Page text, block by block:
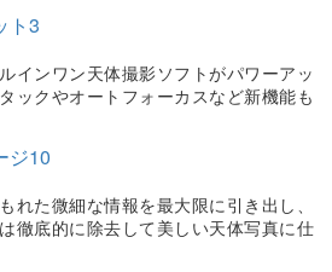
ト3
インワン天体撮影ソフトがパワーアッ
ックやオートフォーカスなど新機能も
ジ10
れた微細な情報を最大限に引き出し、
徹底的に除去して美しい天体写真に仕